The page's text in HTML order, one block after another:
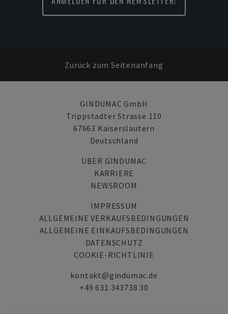
Zurück zum Seitenanfang
GINDUMAC GmbH
Trippstadter Strasse 110
67663 Kaiserslautern
Deutschland
ÜBER GINDUMAC
KARRIERE
NEWSROOM
IMPRESSUM
ALLGEMEINE VERKAUFSBEDINGUNGEN
ALLGEMEINE EINKAUFSBEDINGUNGEN
DATENSCHUTZ
COOKIE-RICHTLINIE
kontakt@gindumac.de
+49 631 343738 30